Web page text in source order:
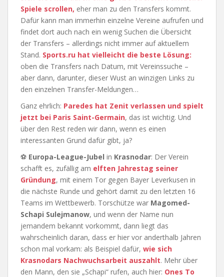
Spiele scrollen, eher man zu den Transfers kommt.
Dafür kann man immerhin einzelne Vereine aufrufen und
findet dort auch nach ein wenig Suchen die Übersicht
der Transfers – allerdings nicht immer auf aktuellem
Stand. Sports.ru hat vielleicht die beste Lösung:
oben die Transfers nach Datum, mit Vereinssuche –
aber dann, darunter, dieser Wust an winzigen Links zu
den einzelnen Transfer-Meldungen…
Ganz ehrlich: Paredes hat Zenit verlassen und spielt
jetzt bei Paris Saint-Germain, das ist wichtig. Und
über den Rest reden wir dann, wenn es einen
interessanten Grund dafür gibt, ja?
⚽ Europa-League-Jubel in Krasnodar: Der Verein
schafft es, zufällig am elften Jahrestag seiner
Gründung, mit einem Tor gegen Bayer Leverkusen in
die nächste Runde und gehört damit zu den letzten 16
Teams im Wettbewerb. Torschütze war Magomed-
Schapi Sulejmanow, und wenn der Name nun
jemandem bekannt vorkommt, dann liegt das
wahrscheinlich daran, dass er hier vor anderthalb Jahren
schon mal vorkam: als Beispiel dafür, wie sich
Krasnodars Nachwuchsarbeit auszahlt. Mehr über
den Mann, den sie „Schapi“ rufen, auch hier: Ones To